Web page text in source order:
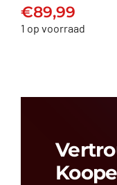
€89,99
€89,99
1 op voorraad